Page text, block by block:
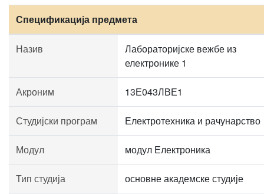
Спецификација предмета
Назив
Лабораторијске вежбе из
електронике 1
Акроним 13Е043ЛВЕ1
Студијски програм Електротехника и рачунарство
Модул модул Електроника
Тип студија основне академске студије